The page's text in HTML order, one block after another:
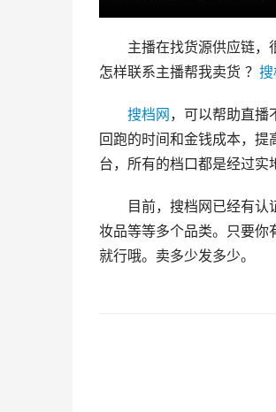
主播在找货源供应链，
怎样联系主播帮我卖货 ？ 搜
搜档网 ，可以帮助直播
回跑的时间和金钱成本，
台，所有的档口都是经过实
目前，搜档网已经有
妆品等等多个品类。只要你
就行哦。卖多少发多少。